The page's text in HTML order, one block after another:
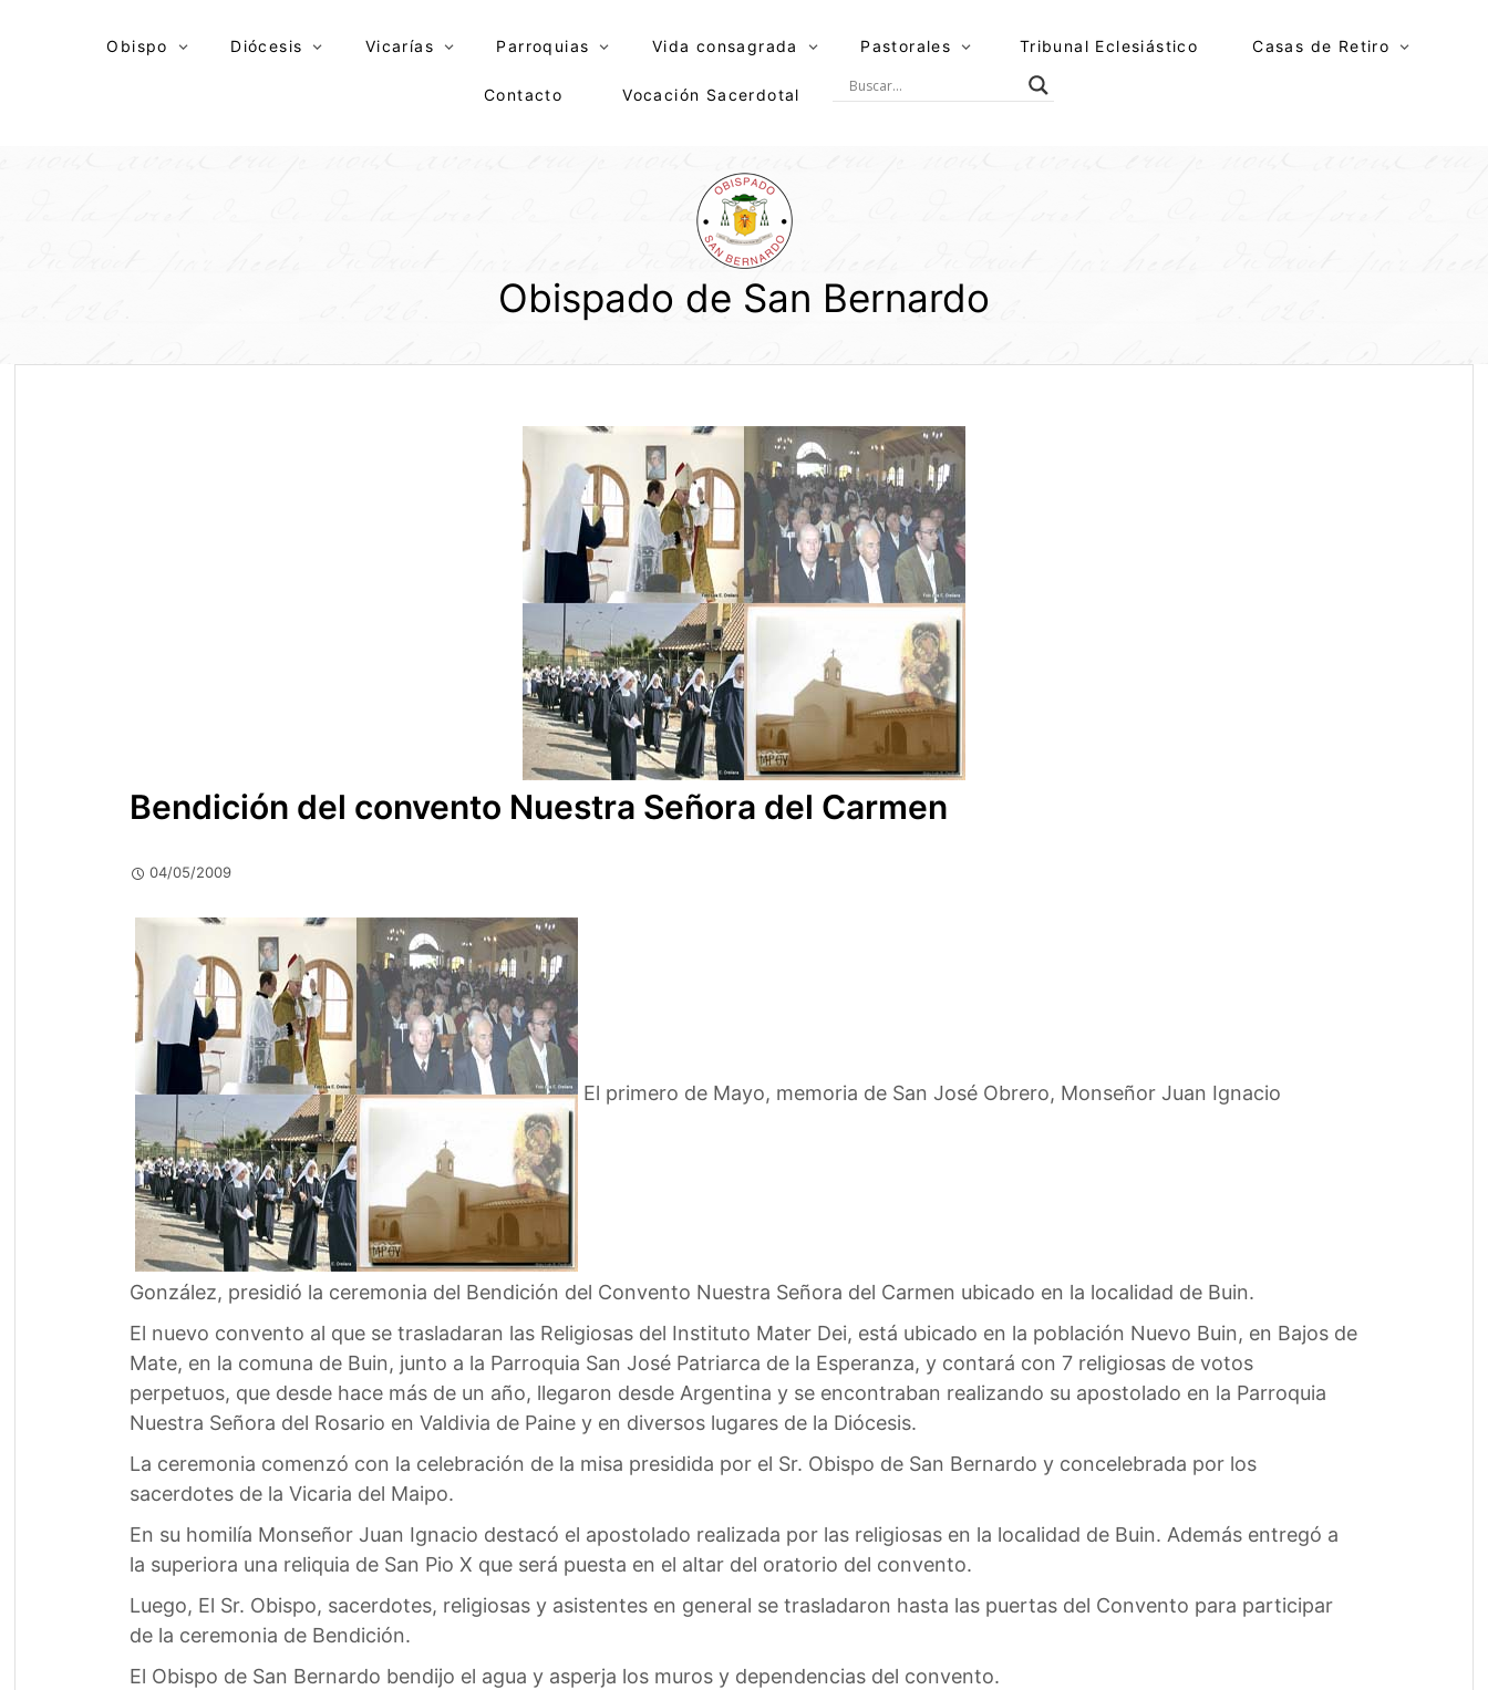
Obispo Diócesis Vicarías Parroquias Vida consagrada Pastorales Tribunal Eclesiástico Casas de Retiro
Contacto Vocación Sacerdotal
Obispado de San Bernardo
Bendición del convento Nuestra Señora del Carmen
04/05/2009
El primero de Mayo, memoria de San José Obrero, Monseñor Juan Ignacio
González, presidió la ceremonia del Bendición del Convento Nuestra Señora del Carmen ubicado en la localidad de Buin.
El nuevo convento al que se trasladaran las Religiosas del Instituto Mater Dei, está ubicado en la población Nuevo Buin, en Bajos de
Mate, en la comuna de Buin, junto a la Parroquia San José Patriarca de la Esperanza, y contará con 7 religiosas de votos
perpetuos, que desde hace más de un año, llegaron desde Argentina y se encontraban realizando su apostolado en la Parroquia
Nuestra Señora del Rosario en Valdivia de Paine y en diversos lugares de la Diócesis.
La ceremonia comenzó con la celebración de la misa presidida por el Sr. Obispo de San Bernardo y concelebrada por los
sacerdotes de la Vicaria del Maipo.
En su homilía Monseñor Juan Ignacio destacó el apostolado realizada por las religiosas en la localidad de Buin. Además entregó a
la superiora una reliquia de San Pio X que será puesta en el altar del oratorio del convento.
Luego, El Sr. Obispo, sacerdotes, religiosas y asistentes en general se trasladaron hasta las puertas del Convento para participar
de la ceremonia de Bendición.
El Obispo de San Bernardo bendijo el agua y asperja los muros y dependencias del convento.